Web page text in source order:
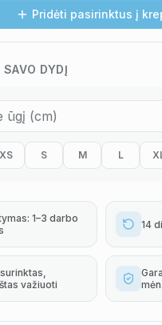
Pridėti pasirinktus į
DYDĮ
XS S M L
1–3 darbo
14
važiuoti
mėn.